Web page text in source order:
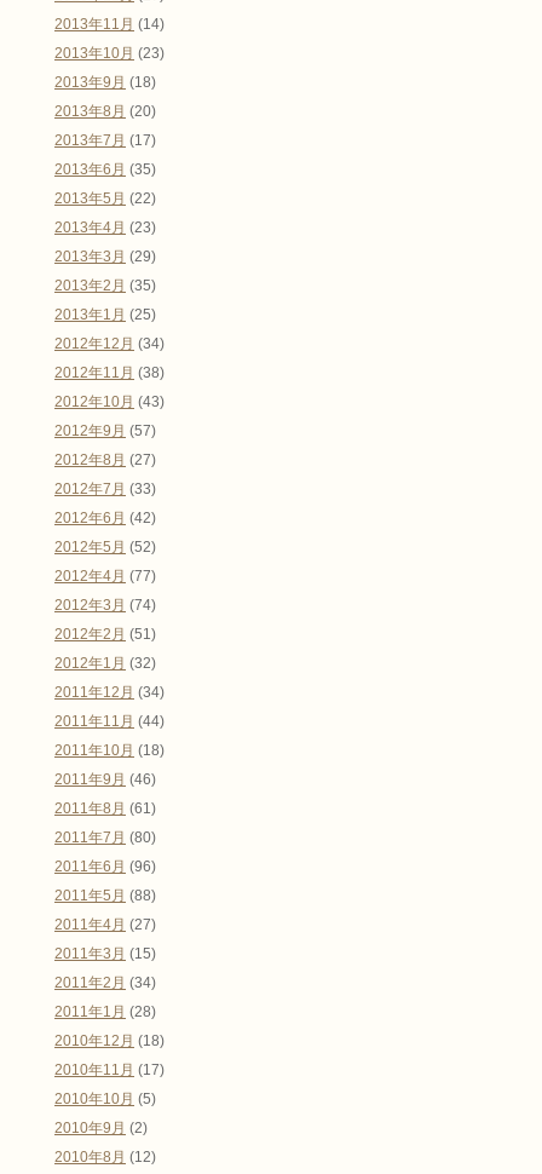
2013年11月 (14)
2013年10月 (23)
2013年9月 (18)
2013年8月 (20)
2013年7月 (17)
2013年6月 (35)
2013年5月 (22)
2013年4月 (23)
2013年3月 (29)
2013年2月 (35)
2013年1月 (25)
2012年12月 (34)
2012年11月 (38)
2012年10月 (43)
2012年9月 (57)
2012年8月 (27)
2012年7月 (33)
2012年6月 (42)
2012年5月 (52)
2012年4月 (77)
2012年3月 (74)
2012年2月 (51)
2012年1月 (32)
2011年12月 (34)
2011年11月 (44)
2011年10月 (18)
2011年9月 (46)
2011年8月 (61)
2011年7月 (80)
2011年6月 (96)
2011年5月 (88)
2011年4月 (27)
2011年3月 (15)
2011年2月 (34)
2011年1月 (28)
2010年12月 (18)
2010年11月 (17)
2010年10月 (5)
2010年9月 (2)
2010年8月 (12)